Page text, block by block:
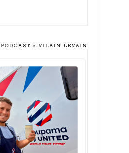
« VILAIN LEVAIN »